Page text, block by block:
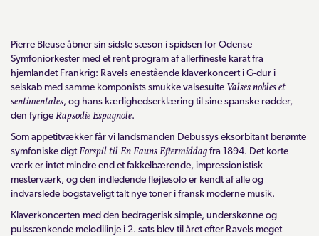
Pierre Bleuse åbner sin sidste sæson i spidsen for Odense
Symfoniorkester med et rent program af allerfineste karat fra
hjemlandet Frankrig: Ravels enestående klaverkoncert i G-dur i
selskab med samme komponists smukke valsesuite Valses nobles et
sentimentales, og hans kærlighedserklæring til sine spanske rødder,
den fyrige Rapsodie Espagnole.
Som appetitvækker får vi landsmanden Debussys eksorbitant berømte
symfoniske digtForspil til En Fauns Eftermiddag fra 1894. Det korte
værk er intet mindre end et fakkelbærende, impressionistisk
mesterværk, og den indledende fløjtesolo er kendt af alle og
indvarslede bogstaveligt talt nye toner i fransk moderne musik.
Klaverkoncerten med den bedragerisk simple, underskønne og
pulssænkende melodilinje i 2. sats blev til året efter Ravels meget